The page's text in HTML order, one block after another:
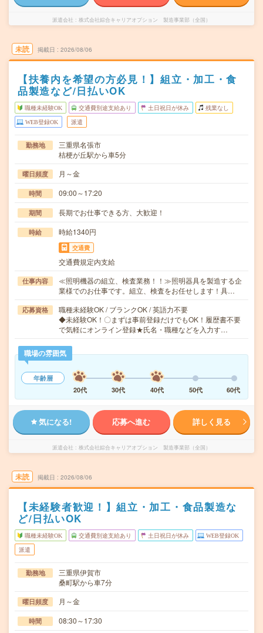
派遣会社 株式会社綜合キャリアオプション 製造事業部（全国）
未読 掲載日 2026/08/06
【扶養内を希望の方必見！】組立・加工・食
品製造など/日払いOK
職種未経験OK 交通費別途支給あり 土日祝日が休み 残業なし
WEB登録OK 派遣
勤務地
三重県名張市
桔梗が丘駅から車5分
曜日頻度 月～金
時間 09:00～17:20
期間 長期でお仕事できる方、大歓迎！
時給 時給1340円
交通費
交通費規定内支給
仕事内容
≪照明機器の組立、検査業務！！≫照明器具を製造する企
業様でのお仕事です。組立、検査をお任せします！具…
応募資格
職種未経験OK / ブランクOK / 英語力不要
◆未経験OK！〇まずは事前登録だけでもOK！履歴書不要
で気軽にオンライン登録★氏名・職種などを入力す…
職場の雰囲気
年齢層
20代
30代 40代 50代 60代
気になる! 応募へ進む 詳しく見る
派遣会社 株式会社綜合キャリアオプション 製造事業部（全国）
未読 掲載日 2026/08/06
【未経験者歓迎！】組立・加工・食品製造な
ど/日払いOK
職種未経験OK 交通費別途支給あり 土日祝日が休み WEB登録OK
派遣
勤務地
三重県伊賀市
桑町駅から車7分
曜日頻度 月～金
時間 08:30～17:30